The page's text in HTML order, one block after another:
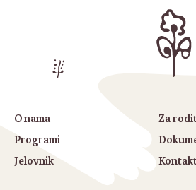
O nama
Programi
Jelovnik
Za